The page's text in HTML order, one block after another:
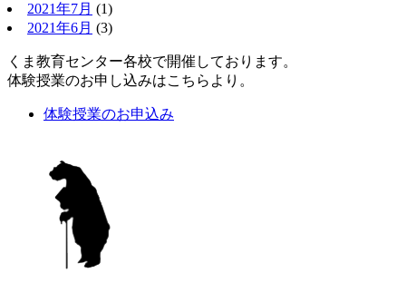
2021年7月 (1)
2021年6月 (3)
くま教育センター各校で開催しております。
体験授業のお申し込みはこちらより。
体験授業のお申込み